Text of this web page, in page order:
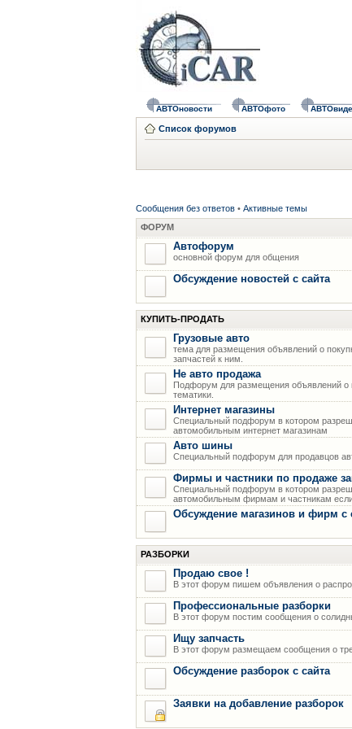
АВТОновости АВТОфото
Список форумов
Сообщения без ответов • Активные темы
ФОРУМ
Автофорум
основной форум для общения
Обсуждение новостей с сайта
КУПИТЬ-ПРОДАТЬ
Грузовые авто
тема для размещения объявлений о
запчастей к ним.
Не авто продажа
Подфорум для размещения объявлений о
тематики.
Интернет магазины
Специальный подфорум в котором
автомобильным интернет магазинам
Авто шины
Специальный подфорум для продавцов
Фирмы и частники по продаже
Специальный подфорум в котором
автомобильным фирмам и частникам если
Обсуждение магазинов и фирм с
РАЗБОРКИ
Продаю свое !
В этот форум пишем объявления о
Профессиональные разборки
В этот форум постим сообщения о
Ищу запчасть
В этот форум размещаем сообщения о
Обсуждение разборок с сайта
Заявки на добавление разборок